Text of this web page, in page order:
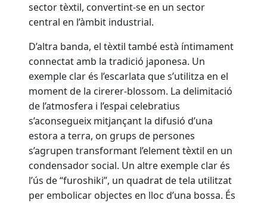
sector tèxtil, convertint-se en un sector
central en l’àmbit industrial.
D’altra banda, el tèxtil també està íntimament
connectat amb la tradició japonesa. Un
exemple clar és l’escarlata que s’utilitza en el
moment de la cirerer-blossom. La delimitació
de l’atmosfera i l’espai celebratius
s’aconsegueix mitjançant la difusió d’una
estora a terra, on grups de persones
s’agrupen transformant l’element tèxtil en un
condensador social. Un altre exemple clar és
l’ús de “furoshiki”, un quadrat de tela utilitzat
per embolicar objectes en lloc d’una bossa. És